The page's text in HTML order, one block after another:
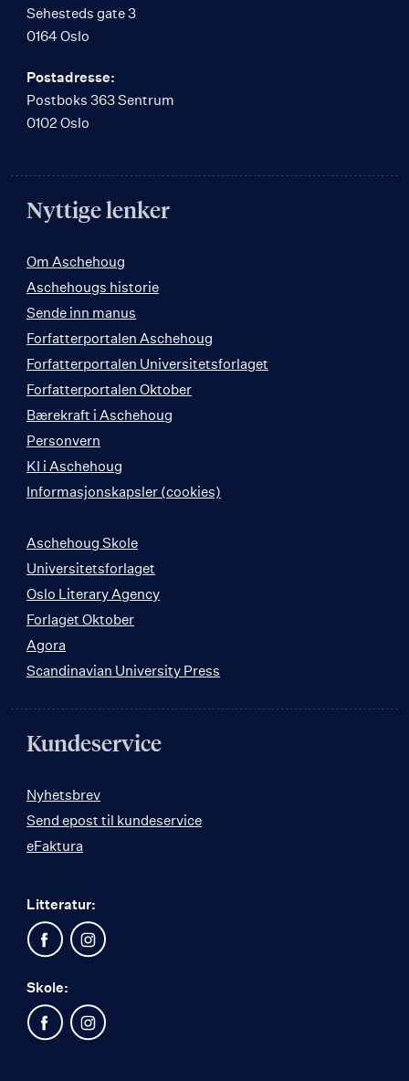
Sehesteds gate 3
0164 Oslo
Postadresse:
Postboks 363 Sentrum
0102 Oslo
Nyttige lenker
Om Aschehoug
Aschehougs historie
Sende inn manus
Forfatterportalen Aschehoug
Forfatterportalen Universitetsforlaget
Forfatterportalen Oktober
Bærekraft i Aschehoug
Personvern
KI i Aschehoug
Informasjonskapsler (cookies)
Aschehoug Skole
Universitetsforlaget
Oslo Literary Agency
Forlaget Oktober
Agora
Scandinavian University Press
Kundeservice
Nyhetsbrev
Send epost til kundeservice
eFaktura
Litteratur:
Skole: